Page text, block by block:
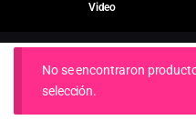
Video
No se encontraron
selección.